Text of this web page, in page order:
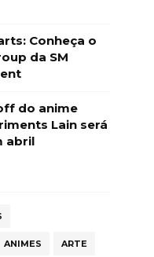
Conheça o
da SM
do anime
Lain será
abril
ANIMES ARTE